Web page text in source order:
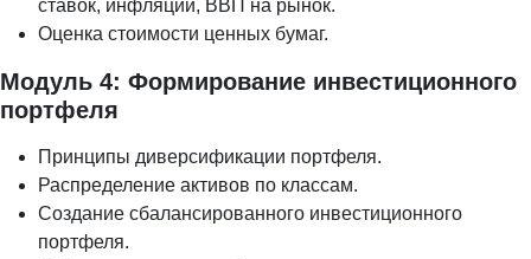
ставок, инфляции, ВВП на рынок.
Оценка стоимости ценных бумаг.
Модуль 4: Формирование инвестиционного
портфеля
Принципы диверсификации портфеля.
Распределение активов по классам.
Создание сбалансированного инвестиционного
портфеля.